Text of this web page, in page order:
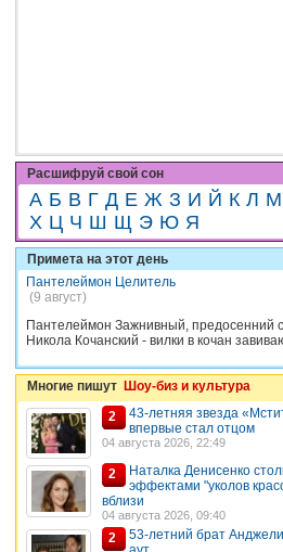
Расшифруй свой сон
А Б В Г Д Е Ж З И Й К Л М
Х Ц Ч Ш Щ Э Ю Я
Примета на этот день
Пантелеймон Целитель
(9 август)
Пантелеймон Зажнивный, предосенний
Никола Кочанский - вилки в кочан
Многие пишут Шоу-биз и культура
2
43-летняя звезда
впервые стал отцом
04 августа 2026, 22:49
2
Наталка Денисенко
эффектами "уколов
вблизи
04 августа 2026, 09:40
2
53-летний брат